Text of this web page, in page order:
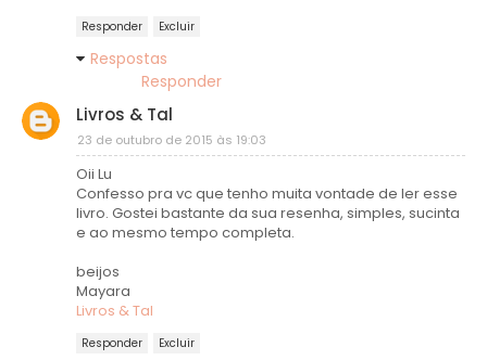
Responder Excluir
Respostas
Responder
Livros & Tal
23 de outubro de 2015 às 19:03
Oii Lu
Confesso pra vc que tenho muita vontade de ler esse
livro. Gostei bastante da sua resenha, simples, sucinta
e ao mesmo tempo completa.
beijos
Mayara
Livros & Tal
Responder Excluir